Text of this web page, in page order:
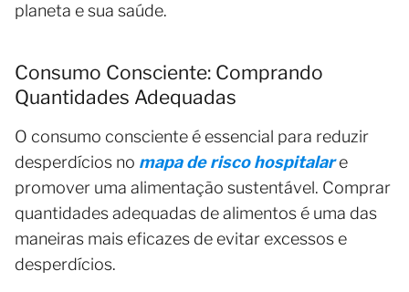
planeta e sua saúde.
Consumo Consciente: Comprando
Quantidades Adequadas
O consumo consciente é essencial para reduzir
desperdícios no mapa de risco hospitalare
promover uma alimentação sustentável. Comprar
quantidades adequadas de alimentos é uma das
maneiras mais eficazes de evitar excessos e
desperdícios.